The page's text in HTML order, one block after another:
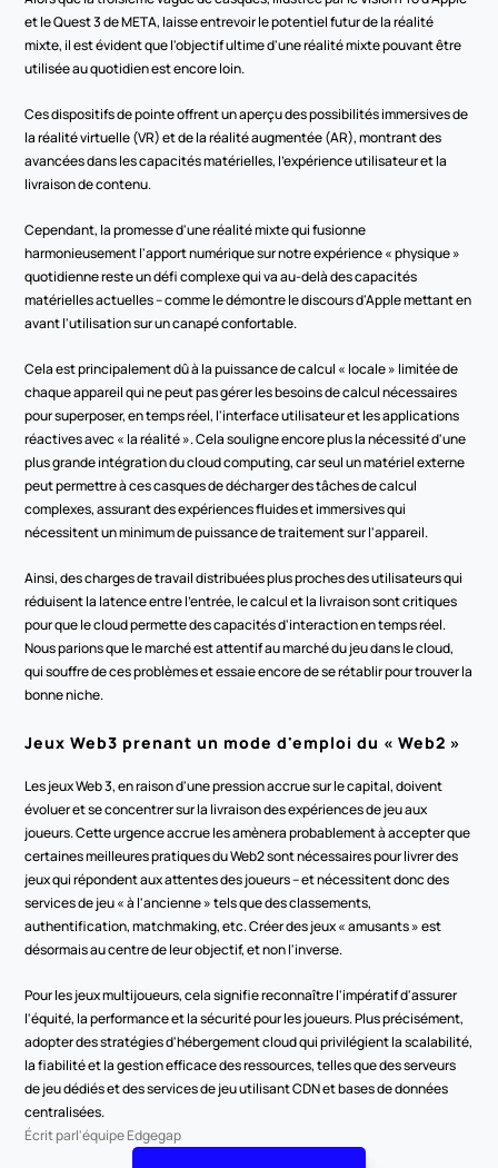
et le Quest 3 de META, laisse entrevoir le potentiel futur de la réalité
mixte, il est évident que l'objectif ultime d'une réalité mixte pouvant être
utilisée au quotidien est encore loin.
Ces dispositifs de pointe offrent un aperçu des possibilités immersives de
la réalité virtuelle (VR) et de la réalité augmentée (AR), montrant des
avancées dans les capacités matérielles, l'expérience utilisateur et la
livraison de contenu.
Cependant, la promesse d'une réalité mixte qui fusionne
harmonieusement l'apport numérique sur notre expérience « physique »
quotidienne reste un défi complexe qui va au-delà des capacités
matérielles actuelles – comme le démontre le discours d'Apple mettant en
avant l'utilisation sur un canapé confortable.
Cela est principalement dû à la puissance de calcul « locale » limitée de
chaque appareil qui ne peut pas gérer les besoins de calcul nécessaires
pour superposer, en temps réel, l'interface utilisateur et les applications
réactives avec « la réalité ». Cela souligne encore plus la nécessité d'une
plus grande intégration du cloud computing, car seul un matériel externe
peut permettre à ces casques de décharger des tâches de calcul
complexes, assurant des expériences fluides et immersives qui
nécessitent un minimum de puissance de traitement sur l'appareil.
Ainsi, des charges de travail distribuées plus proches des utilisateurs qui
réduisent la latence entre l'entrée, le calcul et la livraison sont critiques
pour que le cloud permette des capacités d'interaction en temps réel.
Nous parions que le marché est attentif au marché du jeu dans le cloud,
qui souffre de ces problèmes et essaie encore de se rétablir pour trouver la
bonne niche.
Jeux Web3 prenant un mode d'emploi du « Web2 »
Les jeux Web 3, en raison d'une pression accrue sur le capital, doivent
évoluer et se concentrer sur la livraison des expériences de jeu aux
joueurs. Cette urgence accrue les amènera probablement à accepter que
certaines meilleures pratiques du Web2 sont nécessaires pour livrer des
jeux qui répondent aux attentes des joueurs – et nécessitent donc des
services de jeu « à l'ancienne » tels que des classements,
authentification, matchmaking, etc. Créer des jeux « amusants » est
désormais au centre de leur objectif, et non l'inverse.
Pour les jeux multijoueurs, cela signifie reconnaître l'impératif d'assurer
l'équité, la performance et la sécurité pour les joueurs. Plus précisément,
adopter des stratégies d'hébergement cloud qui privilégient la scalabilité,
la fiabilité et la gestion efficace des ressources, telles que des serveurs
de jeu dédiés et des services de jeu utilisant CDN et bases de données
centralisées.
Écrit parl'équipe Edgegap